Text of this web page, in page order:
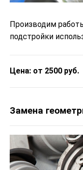
Производим
подстройки
Цена: от 2500 руб.
Замена